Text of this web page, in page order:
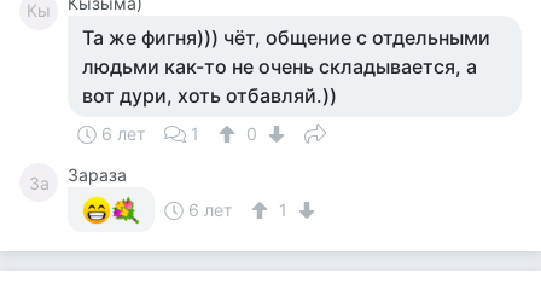
Кы
Та же фигня))) чёт, общение с отдельными
людьми как-то не очень складывается, а
вот дури, хоть отбавляй.))
6 лет 1 0
За
Зараза
6 лет
1